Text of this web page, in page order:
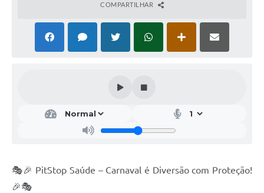
COMPARTILHAR
🎭🎉 PitStop Saúde – Carnaval é Diversão com Proteção!
🎉🎭